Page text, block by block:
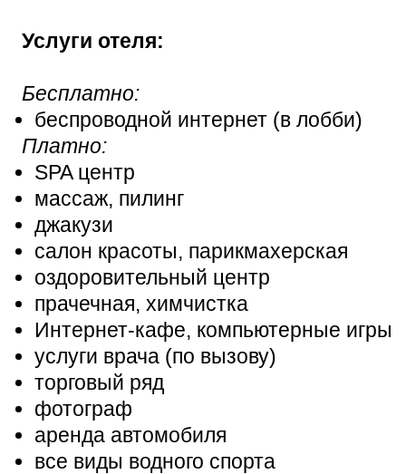
Услуги отеля:
Бесплатно:
беспроводной интернет (в лобби)
Платно:
SPA центр
массаж, пилинг
джакузи
салон красоты, парикмахерская
оздоровительный центр
прачечная, химчистка
Интернет-кафе, компьютерные игры
услуги врача (по вызову)
торговый ряд
фотограф
аренда автомобиля
все виды водного спорта